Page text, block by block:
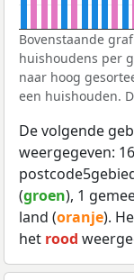
Bovenstaande
huishoudens per
naar hoog
een huishouden.
De volgende
weergegeven:
(groen), 1
land (oranje).
het rood